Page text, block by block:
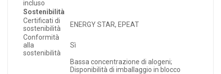
incluso
Sostenibilità
Certificati di
sostenibilità
ENERGY STAR, EPEAT
Conformità
alla
sostenibilità
Sì
Bassa concentrazione di alogeni;
Disponibilità di imballaggio in blocco